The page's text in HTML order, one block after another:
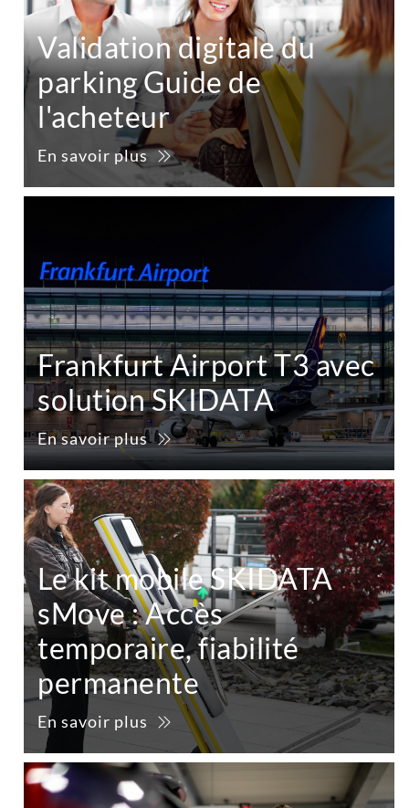
Validation digitale du
parking Guide de
l'acheteur
En savoir plus
Frankfurt Airport T3 avec
solution SKIDATA
En savoir plus
Le kit mobile SKIDATA
sMove : Accès
temporaire, fiabilité
permanente
En savoir plus